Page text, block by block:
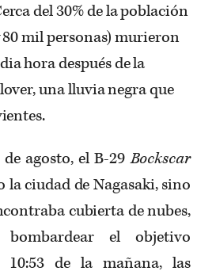
del 30% de la población
80 mil personas) murieron
hora después de la
una lluvia negra que
de agosto, el B-29Bockscar
ciudad de Nagasaki, sino
cubierta de nubes,
el objetivo
10:53 de la mañana, las